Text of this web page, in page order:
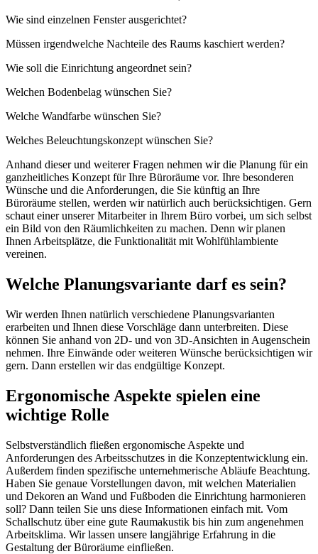
Wie sind einzelnen Fenster ausgerichtet?
Müssen irgendwelche Nachteile des Raums kaschiert werden?
Wie soll die Einrichtung angeordnet sein?
Welchen Bodenbelag wünschen Sie?
Welche Wandfarbe wünschen Sie?
Welches Beleuchtungskonzept wünschen Sie?
Anhand dieser und weiterer Fragen nehmen wir die Planung für ein
ganzheitliches Konzept für Ihre Büroräume vor. Ihre besonderen
Wünsche und die Anforderungen, die Sie künftig an Ihre
Büroräume stellen, werden wir natürlich auch berücksichtigen. Gern
schaut einer unserer Mitarbeiter in Ihrem Büro vorbei, um sich selbst
ein Bild von den Räumlichkeiten zu machen. Denn wir planen
Ihnen Arbeitsplätze, die Funktionalität mit Wohlfühlambiente
vereinen.
Welche Planungsvariante darf es sein?
Wir werden Ihnen natürlich verschiedene Planungsvarianten
erarbeiten und Ihnen diese Vorschläge dann unterbreiten. Diese
können Sie anhand von 2D- und von 3D-Ansichten in Augenschein
nehmen. Ihre Einwände oder weiteren Wünsche berücksichtigen wir
gern. Dann erstellen wir das endgültige Konzept.
Ergonomische Aspekte spielen eine
wichtige Rolle
Selbstverständlich fließen ergonomische Aspekte und
Anforderungen des Arbeitsschutzes in die Konzeptentwicklung ein.
Außerdem finden spezifische unternehmerische Abläufe Beachtung.
Haben Sie genaue Vorstellungen davon, mit welchen Materialien
und Dekoren an Wand und Fußboden die Einrichtung harmonieren
soll? Dann teilen Sie uns diese Informationen einfach mit. Vom
Schallschutz über eine gute Raumakustik bis hin zum angenehmen
Arbeitsklima. Wir lassen unsere langjährige Erfahrung in die
Gestaltung der Büroräume einfließen.